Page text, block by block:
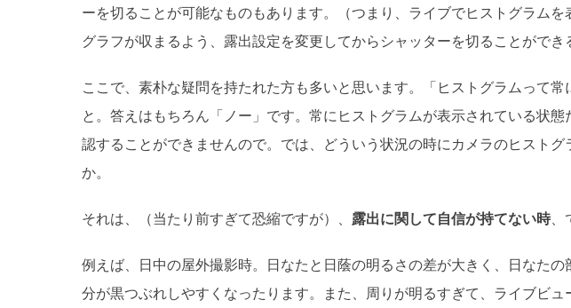
ーを切ることが可能なものもあります。（つまり、ライブでヒストグラム
グラフが収まるよう、露出設定を変更してからシャッターを切ることができ
ここで、素朴な疑問を持たれた方も多いと思います。「ヒストグラムって常
と。答えはもちろん「ノー」です。常にヒストグラムが表示されている状
認することができませんので。では、どういう状況の時にカメラのヒストグ
か。
それは、（当たり前すぎて恐縮ですが）、 露出に関して自信が持てない時、
例えば、日中の屋外撮影時。日なたと日蔭の明るさの差が大きく、日なた
分が黒つぶれしやすくなったります。また、周りが明るすぎて、ライブビ